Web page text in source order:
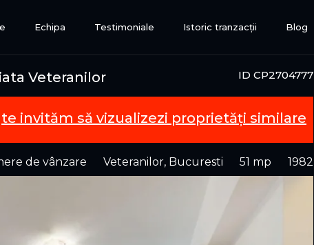
Echipa Testimoniale Istoric tranzacții Blog
ID CP2704777
Veteranilor
te invităm să vizualizezi proprietăți similare
de vânzare Veteranilor, Bucuresti 51 mp 1982